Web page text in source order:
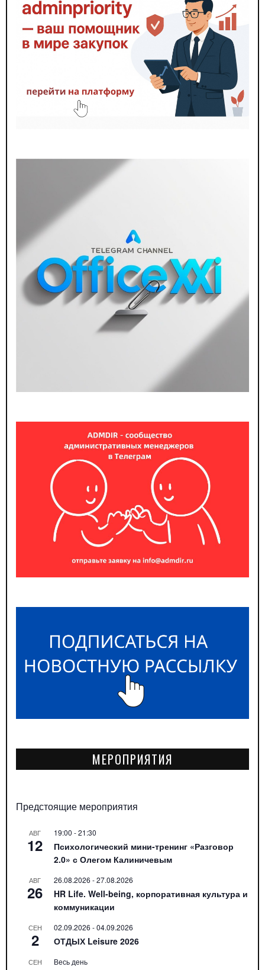
МЕРОПРИЯТИЯ
Предстоящие мероприятия
АВГ
12
19:00 -21:30
Психологический мини-тренинг «Разговор
2.0» с Олегом Калиничевым
АВГ
26
26.08.2026 -27.08.2026
HR Life. Well-being, корпоративная культура и
коммуникации
СЕН
2
02.09.2026 -04.09.2026
ОТДЫХ Leisure 2026
СЕН Весь день